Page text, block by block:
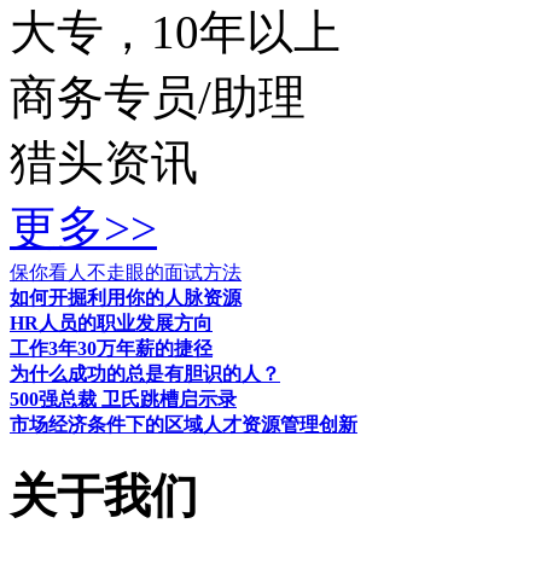
大专，10年以上
商务专员/助理
猎头资讯
更多>>
保你看人不走眼的面试方法
如何开掘利用你的人脉资源
HR人员的职业发展方向
工作3年30万年薪的捷径
为什么成功的总是有胆识的人？
500强总裁 卫氏跳槽启示录
市场经济条件下的区域人才资源管理创新
关于我们